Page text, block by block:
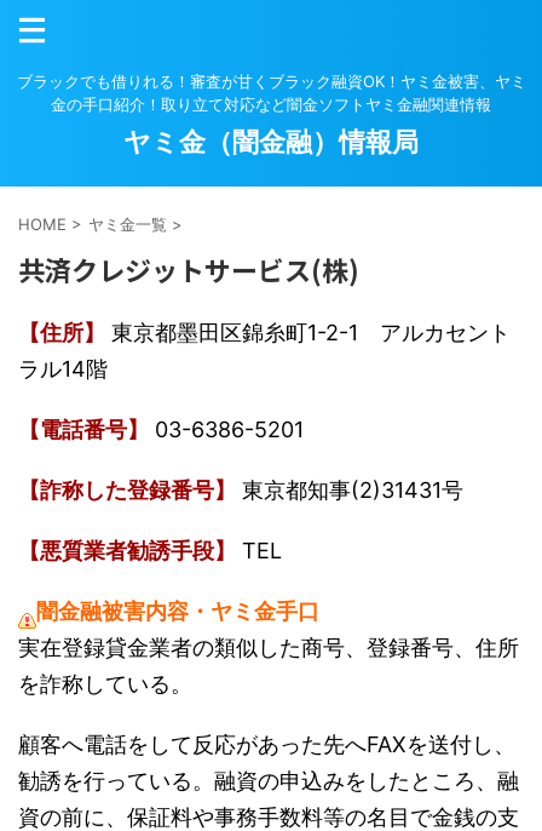
ブラックでも借りれる！審査が甘くブラック融資OK！ヤミ金被害、ヤミ
金の手口紹介！取り立て対応など闇金ソフトヤミ金融関連情報
ヤミ金（闇金融）情報局
HOME > ヤミ金一覧 >
共済クレジットサービス(株)
【住所】
東京都墨田区錦糸町1-2-1 アルカセント
ラル14階
【電話番号】 03-6386-5201
【詐称した登録番号】 東京都知事(2)31431号
【悪質業者勧誘手段】 TEL
闇金融被害内容・ヤミ金手口
実在登録貸金業者の類似した商号、登録番号、住所
を詐称している。
顧客へ電話をして反応があった先へFAXを送付し、
勧誘を行っている。融資の申込みをしたところ、融
資の前に、保証料や事務手数料等の名目で金銭の支